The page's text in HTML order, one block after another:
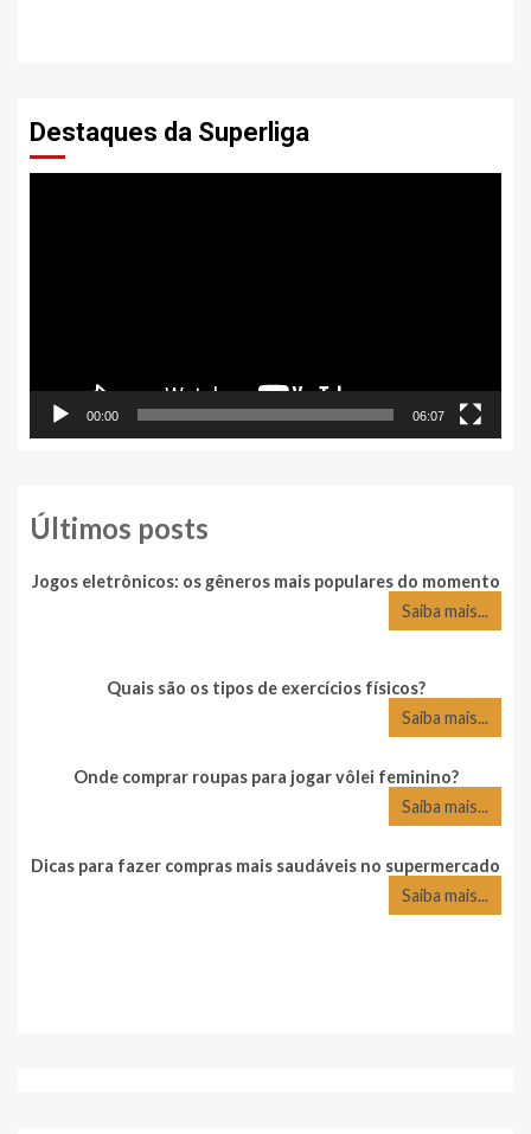
Destaques da Superliga
00:00 06:07
Últimos posts
Jogos eletrônicos: os gêneros mais populares do momento
Saiba mais...
Quais são os tipos de exercícios físicos?
Saiba mais...
Onde comprar roupas para jogar vôlei feminino?
Saiba mais...
Dicas para fazer compras mais saudáveis no supermercado
Saiba mais...